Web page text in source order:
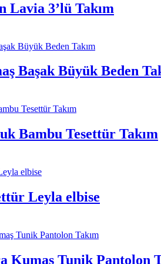
Lavia 3’lü Takım
Başak Büyük Beden
Bambu Tesettür Takım
Leyla elbise
Kumaş Tunik Pantolon